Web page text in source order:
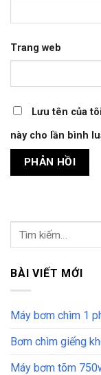
Trang web
Lưu tên của
này cho lần bình
BÀI VIẾT MỚI
Máy bơm chìm 1
Bơm chìm giếng
Máy bơm tõm